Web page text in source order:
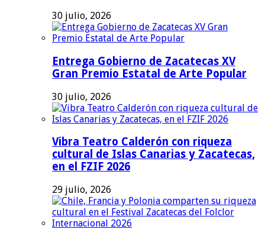
30 julio, 2026
Entrega Gobierno de Zacatecas XV
Gran Premio Estatal de Arte Popular
30 julio, 2026
Vibra Teatro Calderón con riqueza
cultural de Islas Canarias y Zacatecas,
en el FZIF 2026
29 julio, 2026